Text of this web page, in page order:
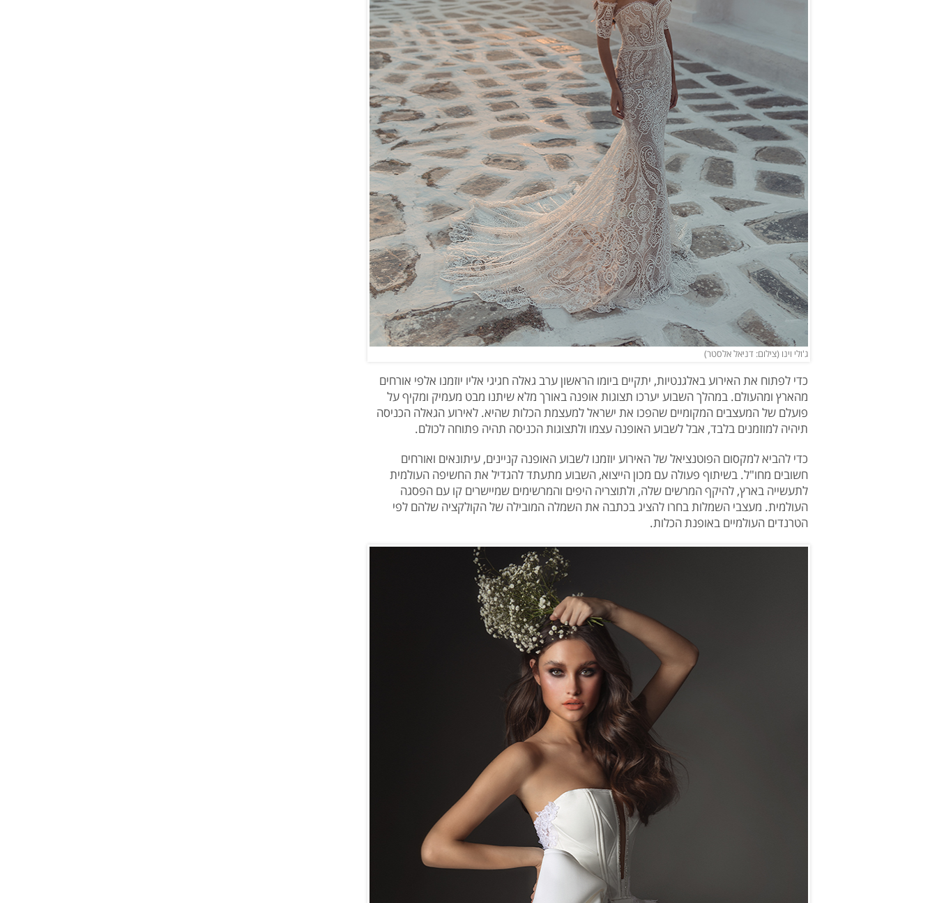
ג'ולי וינו (צילום: דניאל אלסטר)
כדי לפתוח את האירוע באלגנטיות, יתקיים ביומו הראשון ערב גאלה חגיגי אליו יוזמנו אלפי אורחים
מהארץ ומהעולם. במהלך השבוע יערכו תצוגות אופנה באורך מלא שיתנו מבט מעמיק ומקיף על
פועלם של המעצבים המקומיים שהפכו את ישראל למעצמת הכלות שהיא. לאירוע הגאלה הכניסה
תיהיה למוזמנים בלבד, אבל לשבוע האופנה עצמו ולתצוגות הכניסה תהיה פתוחה לכולם.
כדי להביא למקסום הפוטנציאל של האירוע יוזמנו לשבוע האופנה קניינים, עיתונאים ואורחים
חשובים מחו"ל. בשיתוף פעולה עם מכון הייצוא, השבוע מתעתד להגדיל את החשיפה העולמית
לתעשייה בארץ, להיקף המרשים שלה, ולתוצריה היפים והמרשימים שמיישרים קו עם הפסגה
העולמית. מעצבי השמלות בחרו להציג בכתבה את השמלה המובילה של הקולקציה שלהם לפי
הטרנדים העולמיים באופנת הכלות.